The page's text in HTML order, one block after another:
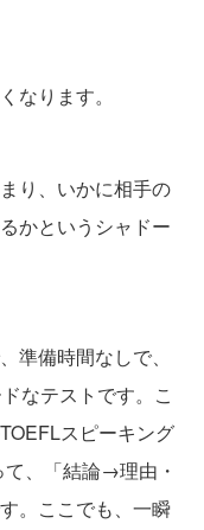
なります。
り、いかに相手の
かというシャドー
準備時間なしで、
なテストです。こ
スピーキング
、「結論→理由・
。ここでも、一瞬